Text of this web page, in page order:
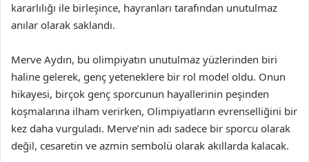
kararlılığı ile birleşince, hayranları tarafından unutulmaz
anılar olarak saklandı.
Merve Aydın, bu olimpiyatın unutulmaz yüzlerinden biri
haline gelerek, genç yeteneklere bir rol model oldu. Onun
hikayesi, birçok genç sporcunun hayallerinin peşinden
koşmalarına ilham verirken, Olimpiyatların evrenselliğini bir
kez daha vurguladı. Merve’nin adı sadece bir sporcu olarak
değil, cesaretin ve azmin sembolü olarak akıllarda kalacak.